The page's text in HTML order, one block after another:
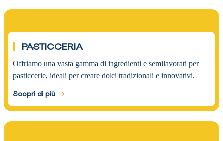
01.
PASTICCERIA
Offriamo una vasta gamma di ingredienti e semilavorati per
pasticcerie, ideali per creare dolci tradizionali e innovativi.
Scopri di più